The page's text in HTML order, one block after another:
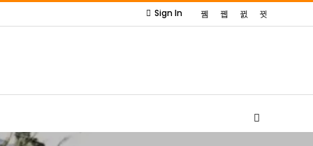
Sign In